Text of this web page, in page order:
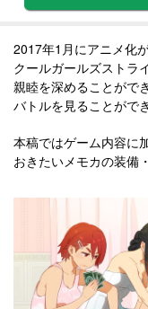
2017年1月にアニメ化
クールガールズストラ
親睦を深めることがで
バトルを見ることがで
本稿ではゲーム内容に
おきたいメモカの装備